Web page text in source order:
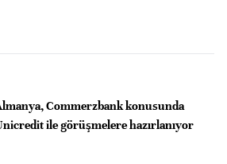
Commerzbank konusunda
ile görüşmelere hazırlanıyor